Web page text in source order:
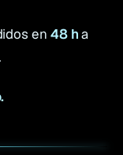
en 48 ha